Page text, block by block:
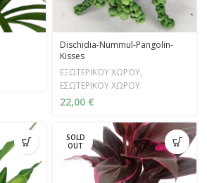
Dischidia-Nummul-Pangolin-
Kisses
ΕΞΩΤΕΡΙΚΟΥ ΧΩΡΟΥ,
ΕΣΩΤΕΡΙΚΟΥ ΧΩΡΟΥ
22,00 €
SOLD
OUT